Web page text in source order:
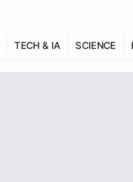
TECH & IA SCIENCE